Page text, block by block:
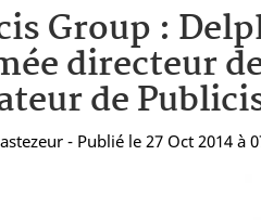
Group :
directeur
de
- Publié le 27 Oct 2014 à